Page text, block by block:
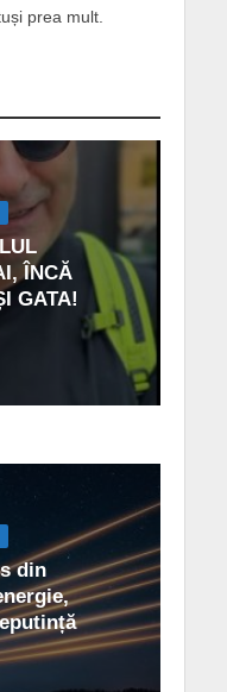
prea mult.
ÎNCĂ
GATA!
din